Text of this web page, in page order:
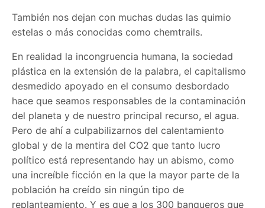
También nos dejan con muchas dudas las quimio
estelas o más conocidas como chemtrails.
En realidad la incongruencia humana, la sociedad
plástica en la extensión de la palabra, el capitalismo
desmedido apoyado en el consumo desbordado
hace que seamos responsables de la contaminación
del planeta y de nuestro principal recurso, el agua.
Pero de ahí a culpabilizarnos del calentamiento
global y de la mentira del CO2 que tanto lucro
político está representando hay un abismo, como
una increíble ficción en la que la mayor parte de la
población ha creído sin ningún tipo de
replanteamiento. Y es que a los 300 banqueros que